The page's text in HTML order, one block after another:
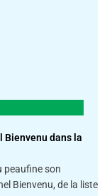
Bienvenu dans la
peaufine son
Bienvenu, de la liste